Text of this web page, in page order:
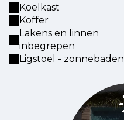
Koelkast
Koffer
Lakens en linnen
inbegrepen
Ligstoel - zonnebaden